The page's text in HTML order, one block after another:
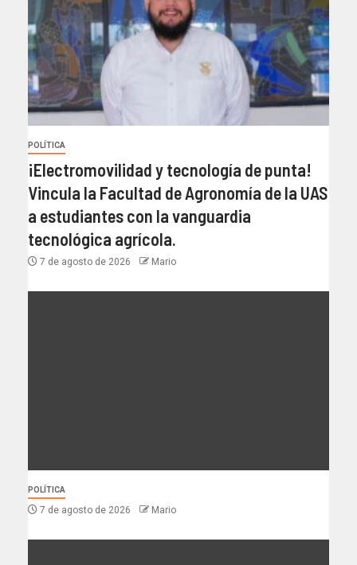
POLÍTICA
¡Electromovilidad y tecnología de punta!
Vincula la Facultad de Agronomía de la UAS
a estudiantes con la vanguardia
tecnológica agrícola.
7 de agosto de 2026 Mario
POLÍTICA
7 de agosto de 2026 Mario